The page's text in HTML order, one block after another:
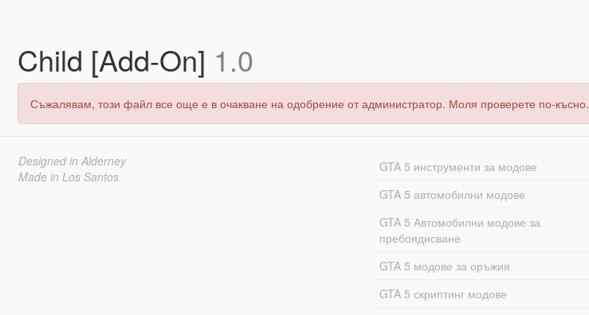
Child [Add-On] 1.0
Съжалявам, този файл все още е в очакване на одобрение от администратор. Моля проверете по-късно.
Designed in Alderney
Made in Los Santos
GTA 5 инструменти за модове
GTA 5 автомобилни модове
GTA 5 Автомобилни модове за
пребоядисване
GTA 5 модове за оръжия
GTA 5 скриптинг модове